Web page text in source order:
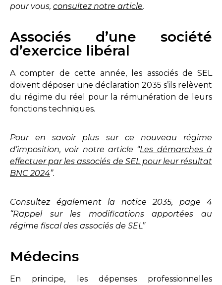
pour vous, consultez notre article.
Associés d’une société
d’exercice libéral
A compter de cette année, les associés de SEL
doivent déposer une déclaration 2035 s’ils relèvent
du régime du réel pour la rémunération de leurs
fonctions techniques.
Pour en savoir plus sur ce nouveau régime
d’imposition, voir notre article “Les démarches à
effectuer par les associés de SEL pour leur résultat
BNC 2024”.
Consultez également la notice 2035, page 4
“Rappel sur les modifications apportées au
régime fiscal des associés de SEL”
Médecins
En principe, les dépenses professionnelles